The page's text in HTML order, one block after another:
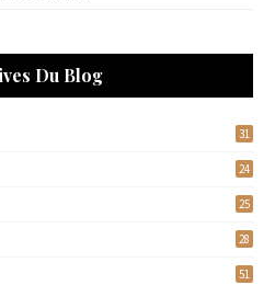
Du Blog
31
24
25
28
51